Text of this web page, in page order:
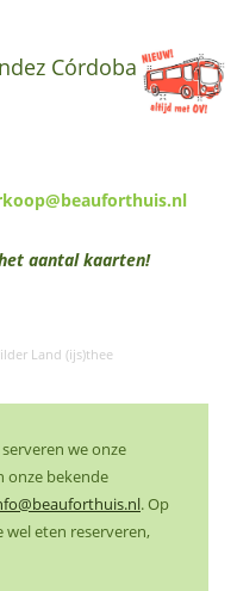
Córdoba
aantal kaarten!
Land (ijs)thee
we onze
onze bekende
. Op
eten reserveren,